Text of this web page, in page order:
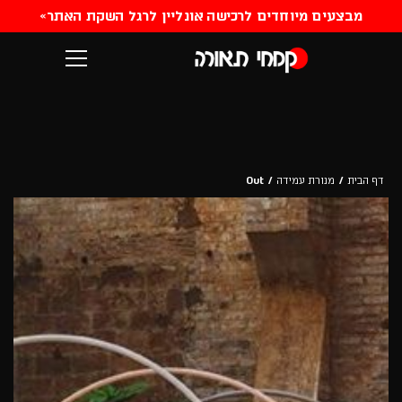
מבצעים מיוחדים לרכישה אונליין לרגל השקת האתר«
דף הבית / מנורת עמידה /
Out